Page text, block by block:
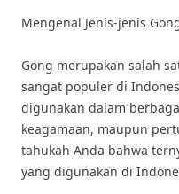
Mengenal Jenis-jenis
Gong merupakan salah
sangat populer di
digunakan dalam
keagamaan, maupun
tahukah Anda bahwa
yang digunakan di